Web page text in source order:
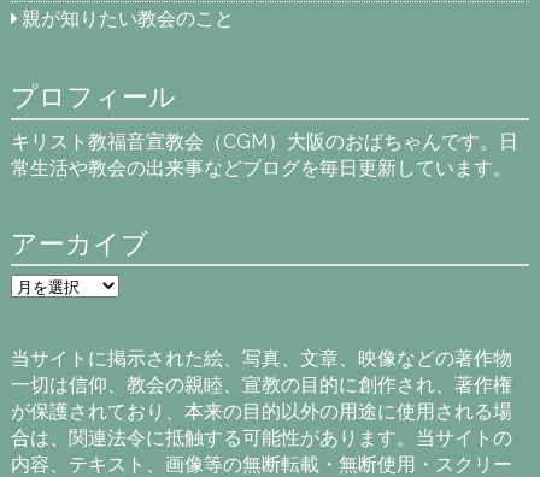
親が知りたい教会のこと
プロフィール
キリスト教福音宣教会（CGM）大阪のおばちゃんです。日
常生活や教会の出来事などブログを毎日更新しています。
アーカイブ
ア
ー
ブ
当サイトに掲示された絵、写真、文章、映像などの著作物
一切は信仰、教会の親睦、宣教の目的に創作され、著作権
が保護されており、本来の目的以外の用途に使用される場
合は、関連法令に抵触する可能性があります。当サイトの
内容、テキスト、画像等の無断転載・無断使用・スクリー